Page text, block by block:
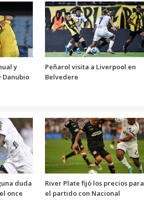
y
Danubio
Peñarol visita a Liverpool en
Belvedere
duda
once
River Plate fijó los precios para
el partido con Nacional